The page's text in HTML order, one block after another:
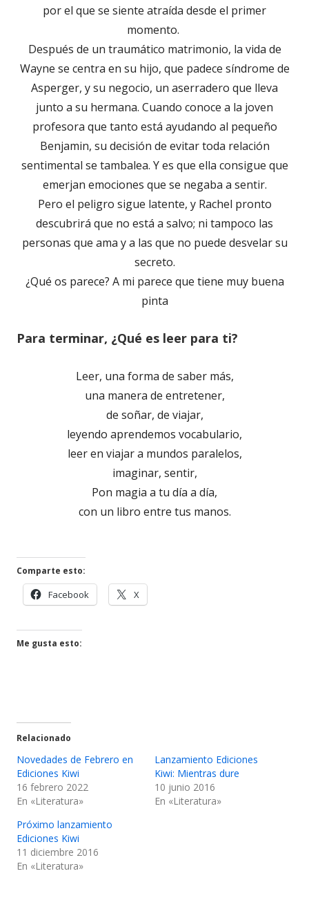
por el que se siente atraída desde el primer
momento.
Después de un traumático matrimonio, la vida de
Wayne se centra en su hijo, que padece síndrome de
Asperger, y su negocio, un aserradero que lleva
junto a su hermana. Cuando conoce a la joven
profesora que tanto está ayudando al pequeño
Benjamin, su decisión de evitar toda relación
sentimental se tambalea. Y es que ella consigue que
emerjan emociones que se negaba a sentir.
Pero el peligro sigue latente, y Rachel pronto
descubrirá que no está a salvo; ni tampoco las
personas que ama y a las que no puede desvelar su
secreto.
¿Qué os parece? A mi parece que tiene muy buena
pinta
Para terminar, ¿Qué es leer para ti?
Leer, una forma de saber más,
una manera de entretener,
de soñar, de viajar,
leyendo aprendemos vocabulario,
leer en viajar a mundos paralelos,
imaginar, sentir,
Pon magia a tu día a día,
con un libro entre tus manos.
Comparte esto:
Facebook
en
X
en
Me gusta esto:
Relacionado
Novedades de Febrero en
Ediciones Kiwi
16 febrero 2022
En «Literatura»
Lanzamiento Ediciones
Kiwi: Mientras dure
10 junio 2016
En «Literatura»
Próximo lanzamiento
Ediciones Kiwi
11 diciembre 2016
En «Literatura»